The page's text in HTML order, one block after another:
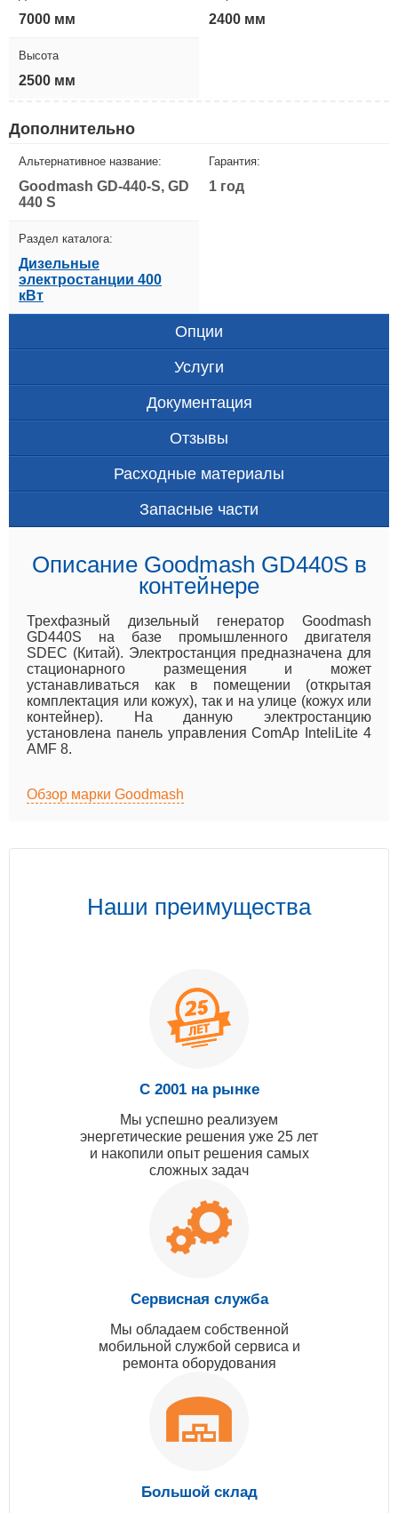
7000 мм 2400 мм
Высота
2500 мм
Дополнительно
Альтернативное название:
Goodmash GD-440-S, GD
440 S
Гарантия:
1 год
Раздел каталога:
Дизельные
электростанции 400
кВт
Опции
Услуги
Документация
Отзывы
Расходные материалы
Запасные части
Описание Goodmash GD440S в
контейнере
Трехфазный дизельный генератор Goodmash
GD440S на базе промышленного двигателя
SDEC (Китай). Электростанция предназначена для
стационарного размещения и может
устанавливаться как в помещении (открытая
комплектация или кожух), так и на улице (кожух или
контейнер). На данную электростанцию
установлена панель управления ComAp InteliLite 4
AMF 8.
Обзор марки Goodmash
Наши преимущества
С 2001 на рынке
Мы успешно реализуем
энергетические решения уже 25 лет
и накопили опыт решения самых
сложных задач
Сервисная служба
Мы обладаем собственной
мобильной службой сервиса и
ремонта оборудования
Большой склад